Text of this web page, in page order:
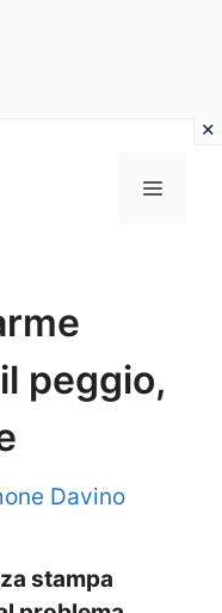
Menu
peggio,
Davino
stampa